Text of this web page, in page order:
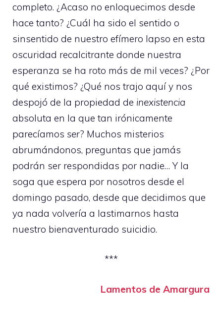
completo. ¿Acaso no enloquecimos desde
hace tanto? ¿Cuál ha sido el sentido o
sinsentido de nuestro efímero lapso en esta
oscuridad recalcitrante donde nuestra
esperanza se ha roto más de mil veces? ¿Por
qué existimos? ¿Qué nos trajo aquí y nos
despojó de la propiedad de inexistencia
absoluta en la que tan irónicamente
parecíamos ser? Muchos misterios
abrumándonos, preguntas que jamás
podrán ser respondidas por nadie… Y la
soga que espera por nosotros desde el
domingo pasado, desde que decidimos que
ya nada volvería a lastimarnos hasta
nuestro bienaventurado suicidio.
***
Lamentos de Amargura